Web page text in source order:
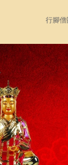
行腳僧